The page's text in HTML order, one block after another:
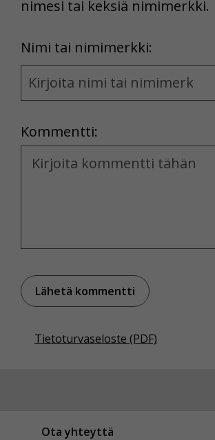
nimesi tai keksiä nimimerkki.
Nimi tai nimimerkki:
Name
and
Kommentti:
Kommentti
Tietoturvaseloste (PDF)
Ota yhteyttä